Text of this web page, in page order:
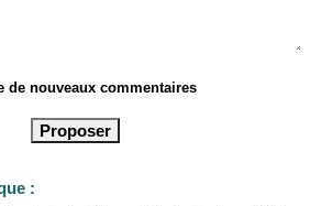
de nouveaux commentaires
: